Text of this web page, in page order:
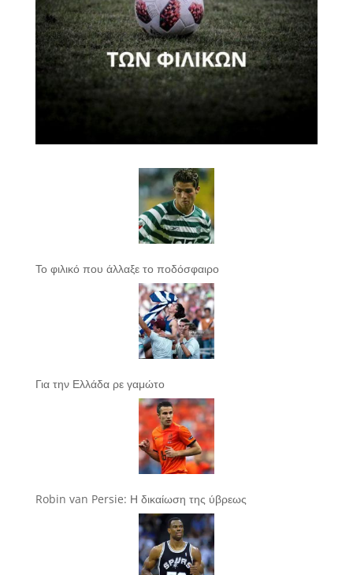
Το φιλικό που άλλαξε το ποδόσφαιρο
Για την Ελλάδα ρε γαμώτο
Robin van Persie: Η δικαίωση της ύβρεως